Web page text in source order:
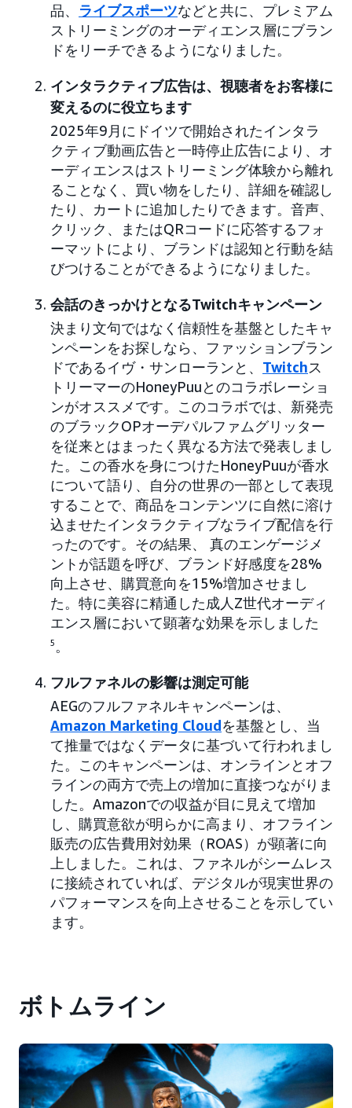
品、 ライブスポーツなどと共に、プレミアム
ストリーミングのオーディエンス層にブラン
ドをリーチできるようになりました。
インタラクティブ広告は、視聴者をお客様に
変えるのに役立ちます
2025年9月にドイツで開始されたインタラ
クティブ動画広告と一時停止広告により、オ
ーディエンスはストリーミング体験から離れ
ることなく、買い物をしたり、詳細を確認し
たり、カートに追加したりできます。音声、
クリック、またはQRコードに応答するフォ
ーマットにより、ブランドは認知と行動を結
びつけることができるようになりました。
会話のきっかけとなるTwitchキャンペーン
決まり文句ではなく信頼性を基盤としたキャ
ンペーンをお探しなら、ファッションブラン
ドであるイヴ・サンローランと、 Twitchス
トリーマーのHoneyPuuとのコラボレーショ
ンがオススメです。このコラボでは、新発売
のブラックOPオーデパルファムグリッター
を従来とはまったく異なる方法で発表しまし
た。この香水を身につけたHoneyPuuが香水
について語り、自分の世界の一部として表現
することで、商品をコンテンツに自然に溶け
込ませたインタラクティブなライブ配信を行
ったのです。その結果、 真のエンゲージメ
ントが話題を呼び、ブランド好感度を28%
向上させ、購買意向を15%増加させまし
た。特に美容に精通した成人Z世代オーディ
エンス層において顕著な効果を示しました
5 。
フルファネルの影響は測定可能
AEGのフルファネルキャンペーンは、
Amazon Marketing Cloudを基盤とし、当
て推量ではなくデータに基づいて行われまし
た。このキャンペーンは、オンラインとオフ
ラインの両方で売上の増加に直接つながりま
した。Amazonでの収益が目に見えて増加
し、購買意欲が明らかに高まり、オフライン
販売の広告費用対効果（ROAS）が顕著に向
上しました。これは、ファネルがシームレス
に接続されていれば、デジタルが現実世界の
パフォーマンスを向上させることを示してい
ます。
ボトムライン